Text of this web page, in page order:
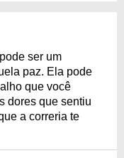
ser um
paz. Ela pode
que você
dores que sentiu
a correria te